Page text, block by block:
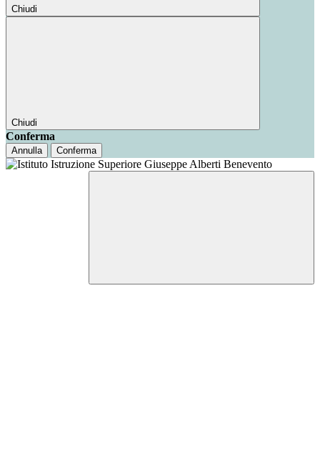
Chiudi
Chiudi
Conferma
Annulla Conferma